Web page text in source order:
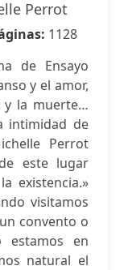
Perrot
1128
de Ensayo
y el amor,
y la muerte…
intimidad de
Perrot
este lugar
existencia.»
visitamos
convento o
estamos en
natural el